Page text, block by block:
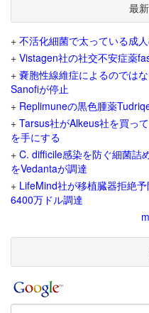
最
+ 不活化細菌で太っている成
+ Vistagen社の社交不安症薬
+ 嚢胞性線維症によるのでは
Sanofiが停止
+ Replimuneの黒色腫薬
+ Tarsus社がAlkeus社を買っ
を手にする
+ C. difficile感染を防ぐ細菌詰
をVedantaが調達
+ LifeMind社が移植臓器拒絶
6400万ドル調達